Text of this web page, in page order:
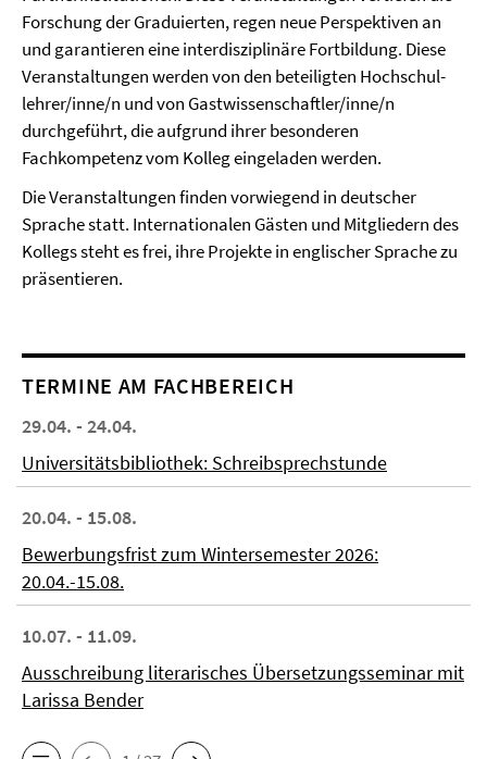
Forschung der Graduierten, regen neue Perspektiven an
und garantieren eine interdisziplinäre Fortbildung. Diese
Veranstaltungen werden von den beteiligten Hoch­schul­
lehrer/inne/n und von Gastwissenschaftler/inne/n
durchgeführt, die aufgrund ihrer besonderen
Fachkompetenz vom Kolleg eingeladen werden.
Die Veranstaltungen finden vorwiegend in deutscher
Sprache statt. Internationalen Gästen und Mitgliedern des
Kollegs steht es frei, ihre Projekte in englischer Sprache zu
prä­sentieren.
TERMINE AM FACHBEREICH
29.04. - 24.04.
Universitätsbibliothek: Schreibsprechstunde
20.04. - 15.08.
Bewerbungsfrist zum Wintersemester 2026:
20.04.-15.08.
10.07. - 11.09.
Ausschreibung literarisches Übersetzungsseminar mit
Larissa Bender